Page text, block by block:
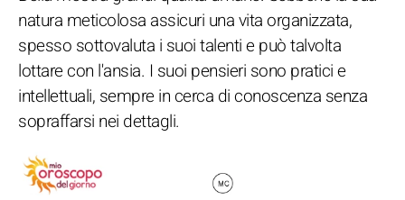
natura meticolosa assicuri una vita organizzata,
spesso sottovaluta i suoi talenti e può talvolta
lottare con l'ansia. I suoi pensieri sono pratici e
intellettuali, sempre in cerca di conoscenza senza
sopraffarsi nei dettagli.